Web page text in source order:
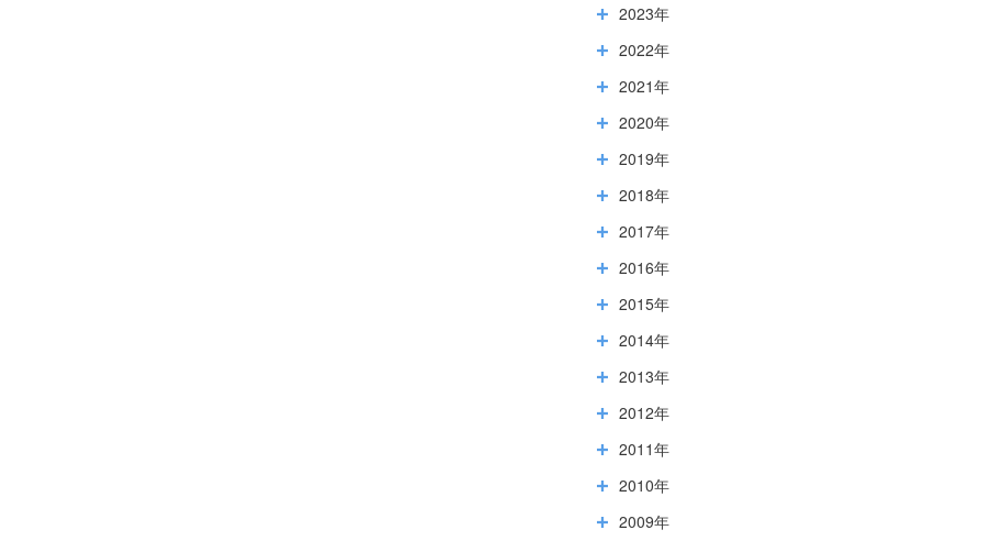
2023年
2022年
2021年
2020年
2019年
2018年
2017年
2016年
2015年
2014年
2013年
2012年
2011年
2010年
2009年